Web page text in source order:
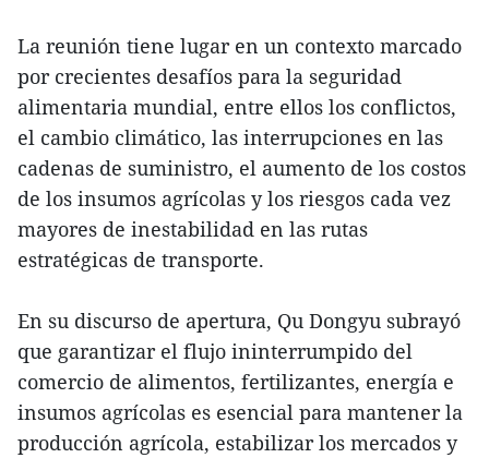
La reunión tiene lugar en un contexto marcado
por crecientes desafíos para la seguridad
alimentaria mundial, entre ellos los conflictos,
el cambio climático, las interrupciones en las
cadenas de suministro, el aumento de los costos
de los insumos agrícolas y los riesgos cada vez
mayores de inestabilidad en las rutas
estratégicas de transporte.
En su discurso de apertura, Qu Dongyu subrayó
que garantizar el flujo ininterrumpido del
comercio de alimentos, fertilizantes, energía e
insumos agrícolas es esencial para mantener la
producción agrícola, estabilizar los mercados y